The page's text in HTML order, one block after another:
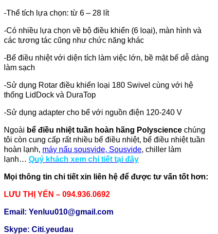
-Thể tích lựa chọn: từ 6 – 28 lít
-Có nhiều lựa chọn về bộ điều khiển (6 loại), màn hình và
các tương tác cũng như chức năng khác
-Bể điều nhiệt với diện tích làm việc lớn, bề mặt bể dễ dàng
làm sạch
-Sử dụng Rotar điều khiển loại 180 Swivel cùng với hệ
thống LidDock và DuraTop
-Sử dụng adapter cho bể với nguồn điện 120-240 V
Ngoài bể điều nhiệt tuần hoàn hãng Polyscience chúng
tôi còn cung cấp rất nhiều bể điều nhiệt, bể điều nhiệt tuần
hoàn lạnh, máy nấu sousvide, Sousvide, chiller làm
lạnh… Quý khách xem chi tiết tại đây
Mọi thông tin chi tiết xin liên hệ để được tư vấn tốt hơn:
LƯU THỊ YẾN – 094.936.0692
Email: Yenluu010@gmail.com
Skype: Citi.yeudau